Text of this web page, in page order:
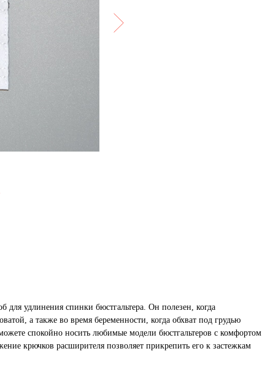
для удлинения спинки бюстгальтера. Он полезен, когда
а также во время беременности, когда обхват под грудью
спокойно носить любимые модели бюстгальтеров с комфортом
крючков расширителя позволяет прикрепить его к застежкам